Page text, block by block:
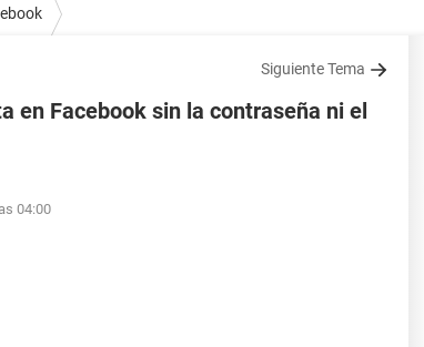
Siguiente Tema
en Facebook sin la contraseña ni el
04:00